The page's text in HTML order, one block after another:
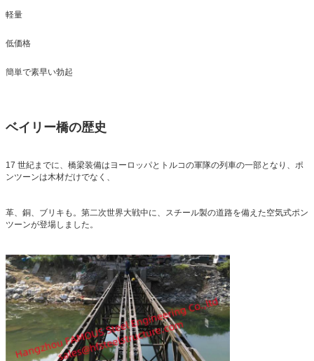
軽量
低価格
簡単で素早い勃起
ベイリー橋の歴史
17 世紀までに、橋梁装備はヨーロッパとトルコの軍隊の列車の一部となり、ポ
ンツーンは木材だけでなく、
革、銅、ブリキも。第二次世界大戦中に、スチール製の道路を備えた空気式ポン
ツーンが登場しました。